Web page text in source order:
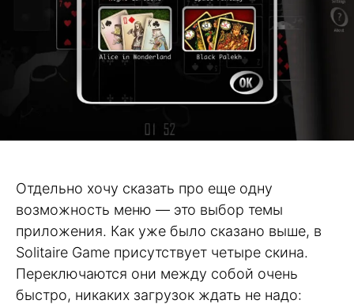
Отдельно хочу сказать про еще одну
возможность меню — это выбор темы
приложения. Как уже было сказано выше, в
Solitaire Game присутствует четыре скина.
Переключаются они между собой очень
быстро, никаких загрузок ждать не надо: